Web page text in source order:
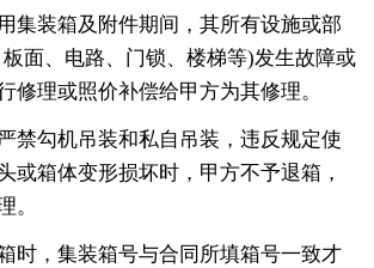
集装箱及附件期间，其所有设施或部
面、电路、门锁、楼梯等)发生故障或
修理或照价补偿给甲方为其修理。
禁勾机吊装和私自吊装，违反规定使
或箱体变形损坏时，甲方不予退箱，
。
时，集装箱号与合同所填箱号一致才